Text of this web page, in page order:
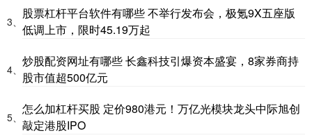
3、
股票杠杆平台软件有哪些 不举行发布会，极氪9X五座版
低调上市，限时45.19万起
4、
炒股配资网址有哪些 长鑫科技引爆资本盛宴，8家券商持
股市值超500亿元
5、
怎么加杠杆买股 定价980港元！万亿光模块龙头中际旭创
敲定港股IPO